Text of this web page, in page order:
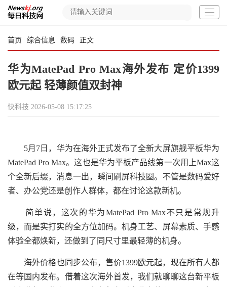
首页 综合信息 数码 正文
华为MatePad Pro Max海外发布 定价1399
欧元起 轻薄颜值双封神
快科技 2026-05-08 15:17:25
5月7日，华为在海外正式发布了全新大屏旗舰平板华为
MatePad Pro Max。这也是华为平板产品线第一次用上Max这
个全新后缀，消息一出，瞬间刷屏科技圈。不管是数码爱好
者、办公党还是创作人群体，都在讨论这款新机。
简单说，这次的华为MatePad Pro Max不只是常规升
级，而是实打实的全方位加码。机身工艺、屏幕素质、手感
体验全都焕新，还做到了同尺寸里最轻薄的机身。
海外价格也同步公布，售价1399欧元起，现在所有人都
在等国内发布。借着这次海外首发，我们就聊聊这台新平板